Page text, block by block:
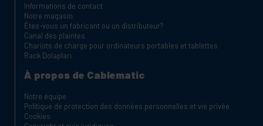
Informations de contact
Notre magasin
Êtes-vous un fabricant ou un distributeur?
Canal des plaintes
Chariots de charge pour ordinateurs portables et tablettes
Rack Dolapları
À propos de Cablematic
Notre équipe
Politique de protection des données personnelles et vie privée
Cookies